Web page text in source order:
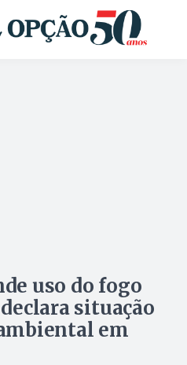
uso do fogo
situação
em